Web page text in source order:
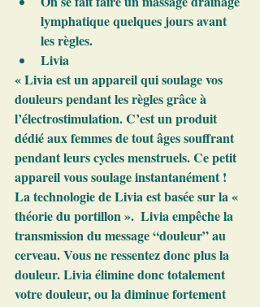
lymphatique quelques jours avant
les règles.
Livia
« Livia est un appareil qui soulage vos
douleurs pendant les règles grâce à
l’électrostimulation. C’est un produit
dédié aux femmes de tout âges souffrant
pendant leurs cycles menstruels. Ce petit
appareil vous soulage instantanément !
La technologie de Livia est basée sur la «
théorie du portillon ».  Livia empêche la
transmission du message “douleur” au
cerveau. Vous ne ressentez donc plus la
douleur. Livia élimine donc totalement
votre douleur, ou la diminue fortement